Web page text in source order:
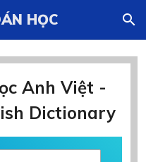
HỌC search
Anh Việt -
Dictionary